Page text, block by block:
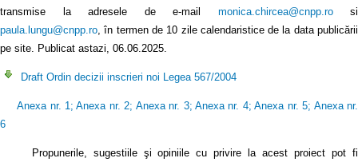
transmise la adresele de e-mail monica.chircea@cnpp.rosi
paula.lungu@cnpp.ro , în termen de 10 zile calendaristice de la data publicării
pe site. Publicat astazi, 06.06.2025.
Draft Ordin decizii inscrieri noi Legea 567/2004
Anexa nr. 1 ;Anexa nr. 2; Anexa nr. 3;Anexa nr. 4;Anexa nr. 5; Anexa nr.
6
Propunerile, sugestiile şi opiniile cu privire la acest proiect pot fi